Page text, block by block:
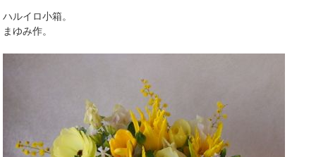
ハルイロ小箱。
まゆみ作。